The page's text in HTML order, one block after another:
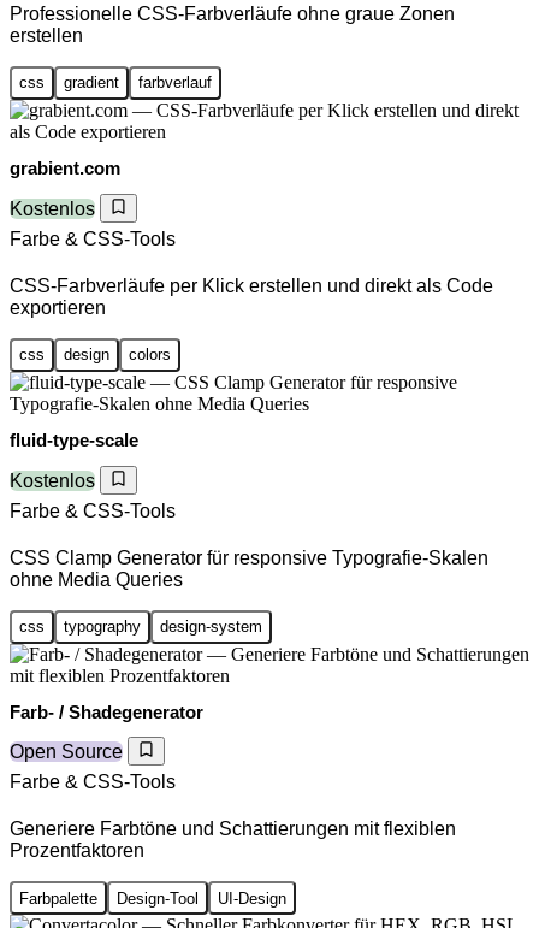
Professionelle CSS-Farbverläufe ohne graue Zonen
erstellen
css gradient farbverlauf
grabient.com
Kostenlos
Farbe & CSS-Tools
CSS-Farbverläufe per Klick erstellen und direkt als Code
exportieren
css design colors
fluid-type-scale
Kostenlos
Farbe & CSS-Tools
CSS Clamp Generator für responsive Typografie-Skalen
ohne Media Queries
css typography design-system
Farb- / Shadegenerator
Open Source
Farbe & CSS-Tools
Generiere Farbtöne und Schattierungen mit flexiblen
Prozentfaktoren
Farbpalette Design-Tool UI-Design